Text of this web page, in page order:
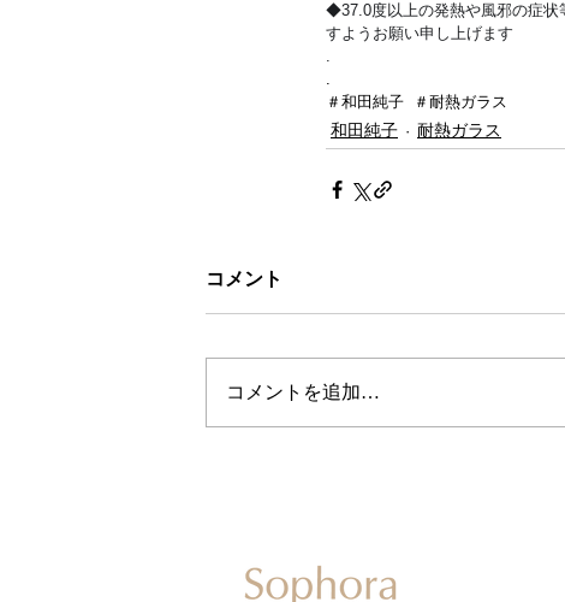
◆37.0度以上の発熱や風邪の症状
すようお願い申し上げます
.
.
＃和田純子  ＃耐熱ガラス
和田純子 耐熱ガラス
コメント
コメントを追加…